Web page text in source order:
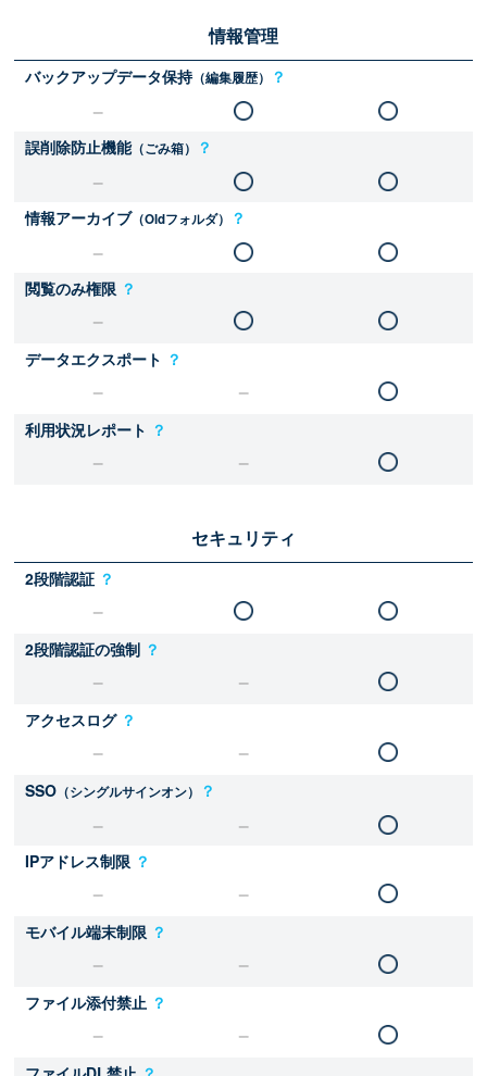
情報管理
バックアップデータ保持（編集履歴） ？
誤削除防止機能（ごみ箱） ？
情報アーカイブ（Oldフォルダ） ？
閲覧のみ権限 ？
データエクスポート ？
利用状況レポート ？
セキュリティ
2段階認証 ？
2段階認証の強制 ？
アクセスログ ？
SSO （シングルサインオン） ？
IPアドレス制限 ？
モバイル端末制限 ？
ファイル添付禁止 ？